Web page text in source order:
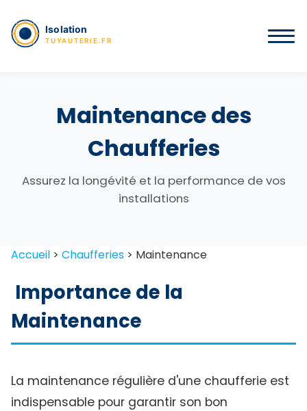
Maintenance des
Chaufferies
Assurez la longévité et la performance de vos
installations
Accueil > Chaufferies > Maintenance
Importance de la
Maintenance
La maintenance régulière d'une chaufferie est
indispensable pour garantir son bon